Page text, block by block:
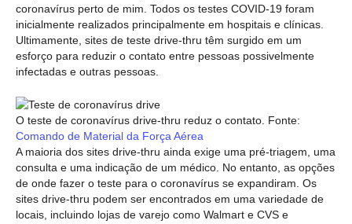
coronavírus perto de mim. Todos os testes COVID-19 foram
inicialmente realizados principalmente em hospitais e clínicas.
Ultimamente, sites de teste drive-thru têm surgido em um
esforço para reduzir o contato entre pessoas possivelmente
infectadas e outras pessoas.
O teste de coronavírus drive-thru reduz o contato. Fonte:
Comando de Material da Força Aérea
A maioria dos sites drive-thru ainda exige uma pré-triagem, uma
consulta e uma indicação de um médico. No entanto, as opções
de onde fazer o teste para o coronavírus se expandiram. Os
sites drive-thru podem ser encontrados em uma variedade de
locais, incluindo lojas de varejo como Walmart e CVS e